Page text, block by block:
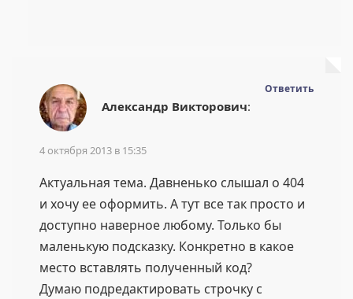
Александр Викторович:
4 октября 2013 в 15:35
Актуальная тема. Давненько слышал о 404
и хочу ее оформить. А тут все так просто и
доступно наверное любому. Только бы
маленькую подсказку. Конкретно в какое
место вставлять полученный код?
Думаю подредактировать строчку с
Ответить